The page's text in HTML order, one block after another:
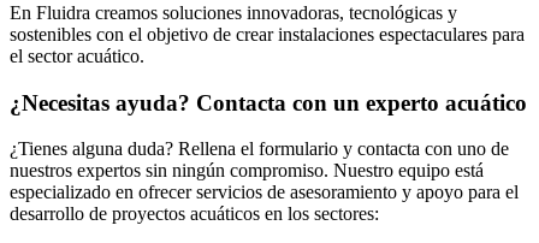
En Fluidra creamos soluciones innovadoras, tecnológicas y
sostenibles con el objetivo de crear instalaciones espectaculares para
el sector acuático.
¿Necesitas ayuda? Contacta con un experto acuático
¿Tienes alguna duda? Rellena el formulario y contacta con uno de
nuestros expertos sin ningún compromiso. Nuestro equipo está
especializado en ofrecer servicios de asesoramiento y apoyo para el
desarrollo de proyectos acuáticos en los sectores: